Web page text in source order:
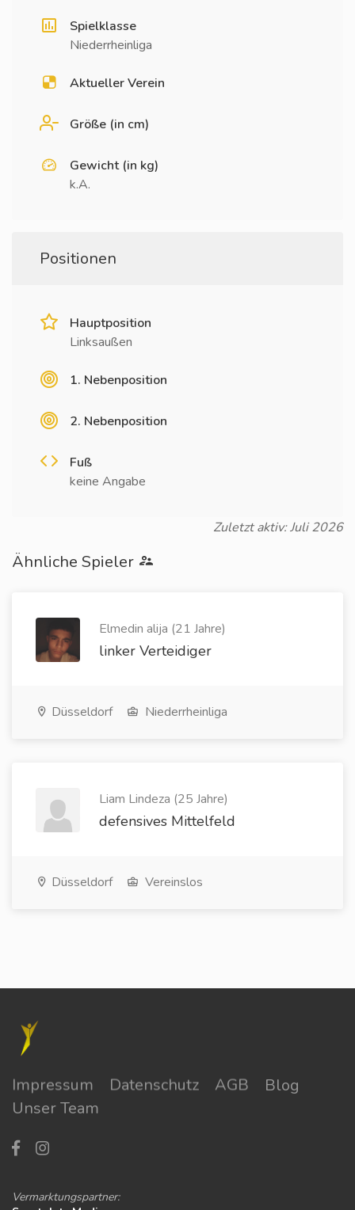
Spielklasse
Niederrheinliga
Aktueller Verein
Größe (in cm)
Gewicht (in kg)
k.A.
Positionen
Hauptposition
Linksaußen
1. Nebenposition
2. Nebenposition
Fuß
keine Angabe
Zuletzt aktiv: Juli 2026
Ähnliche Spieler
Elmedin alija (21 Jahre)
linker Verteidiger
Düsseldorf Niederrheinliga
Liam Lindeza (25 Jahre)
defensives Mittelfeld
Düsseldorf Vereinslos
Impressum Datenschutz AGB
Blog
Unser Team
Vermarktungspartner: